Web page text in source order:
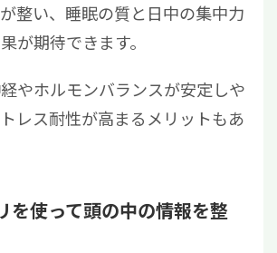
整い、睡眠の質と日中の集中力
が期待できます。
やホルモンバランスが安定しや
レス耐性が高まるメリットもあ
を使って頭の中の情報を整